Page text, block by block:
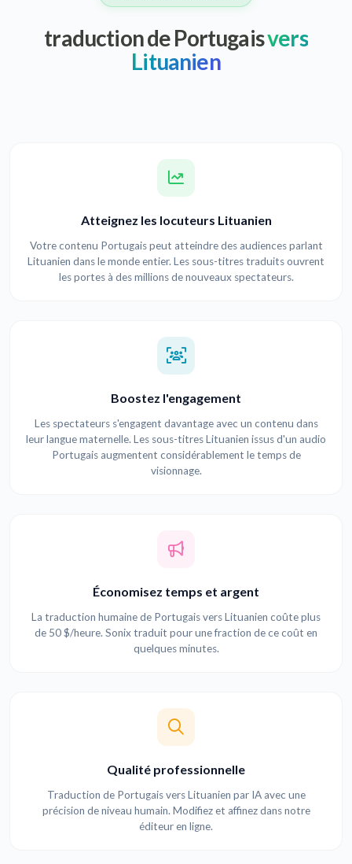
traduction de Portugaisvers
Lituanien
Atteignez les locuteurs Lituanien
Votre contenu Portugais peut atteindre des audiences parlant
Lituanien dans le monde entier. Les sous-titres traduits ouvrent
les portes à des millions de nouveaux spectateurs.
Boostez l'engagement
Les spectateurs s'engagent davantage avec un contenu dans
leur langue maternelle. Les sous-titres Lituanien issus d'un audio
Portugais augmentent considérablement le temps de
visionnage.
Économisez temps et argent
La traduction humaine de Portugais vers Lituanien coûte plus
de 50 $/heure. Sonix traduit pour une fraction de ce coût en
quelques minutes.
Qualité professionnelle
Traduction de Portugais vers Lituanien par IA avec une
précision de niveau humain. Modifiez et affinez dans notre
éditeur en ligne.